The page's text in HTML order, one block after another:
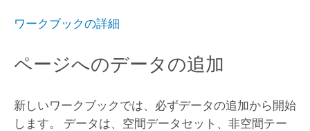
ワークブックの詳細
ページへのデータの追加
新しいワークブックでは、必ずデータの追加から開始
します。 データは、空間データセット、非空間テー